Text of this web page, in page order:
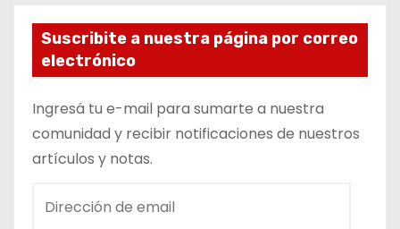
Suscribite a nuestra página por correo
electrónico
Ingresá tu e-mail para sumarte a nuestra
comunidad y recibir notificaciones de nuestros
artículos y notas.